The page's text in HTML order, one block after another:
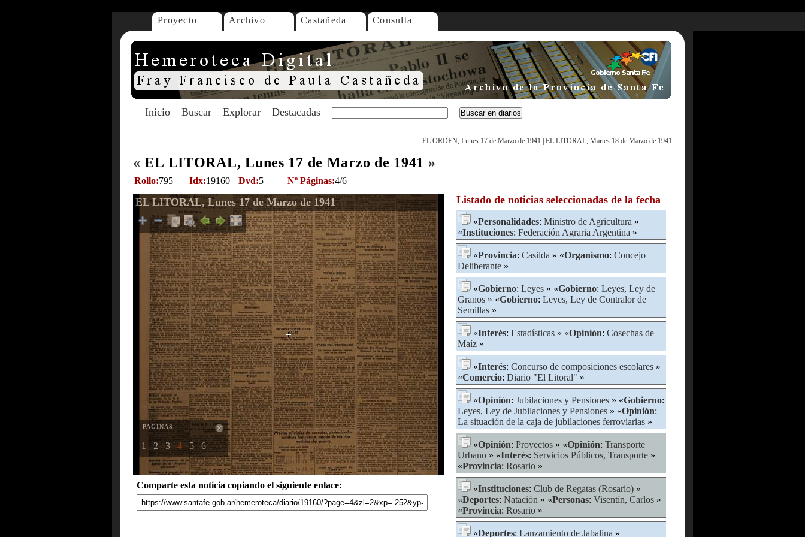
Proyecto Archivo Castañeda Consulta
Inicio Buscar Explorar Destacadas
EL ORDEN, Lunes 17 de Marzo de 1941 EL LITORAL, Martes 18 de Marzo de 1941
« EL LITORAL, Lunes 17 de Marzo de 1941 »
Rollo:795 Idx:19160 Dvd:5 Nº Páginas:4/6
EL LITORAL, Lunes 17 de Marzo de 1941
PAGINAS
1 2 3 4 5 6
Comparte esta noticia copiando el siguiente enlace:
Listado de noticias seleccionadas de la fecha
«Personalidades: Ministro de Agricultura »
«Instituciones: Federación Agraria Argentina »
«Provincia: Casilda » «Organismo: Concejo
Deliberante »
«Gobierno: Leyes » «Gobierno: Leyes, Ley de
Granos » «Gobierno: Leyes, Ley de Contralor de
Semillas »
«Interés: Estadísticas » «Opinión: Cosechas de
Maíz »
«Interés: Concurso de composiciones escolares »
«Comercio: Diario "El Litoral" »
«Opinión: Jubilaciones y Pensiones » «Gobierno:
Leyes, Ley de Jubilaciones y Pensiones » «Opinión:
La situación de la caja de jubilaciones ferroviarias »
«Opinión: Proyectos » «Opinión: Transporte
Urbano » «Interés: Servicios Públicos, Transporte »
«Provincia: Rosario »
«Instituciones: Club de Regatas (Rosario) »
«Deportes: Natación » «Personas: Visentín, Carlos »
«Provincia: Rosario »
«Deportes: Lanzamiento de Jabalina »